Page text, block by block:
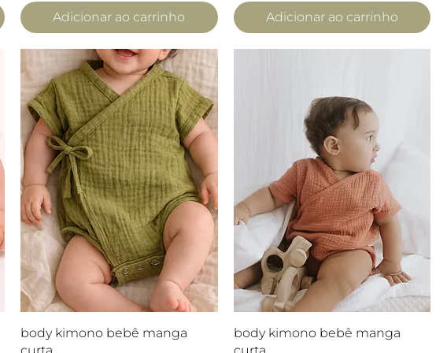
Adicionar ao carrinho Adicionar ao carrinho
Visualização rápida
body kimono bebê manga
Visualização rápida
body kimono bebê manga